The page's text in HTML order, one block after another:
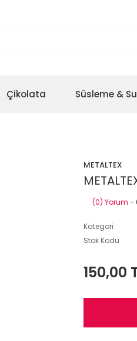
Çikolata Süsleme &
METALTEX
(0) Yorum -
Kategori
Stok Kodu
150,00